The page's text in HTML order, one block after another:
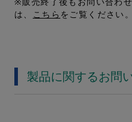
※販売終了後もお問い合わ
は、
こちら をご覧ください。
製品に関するお問